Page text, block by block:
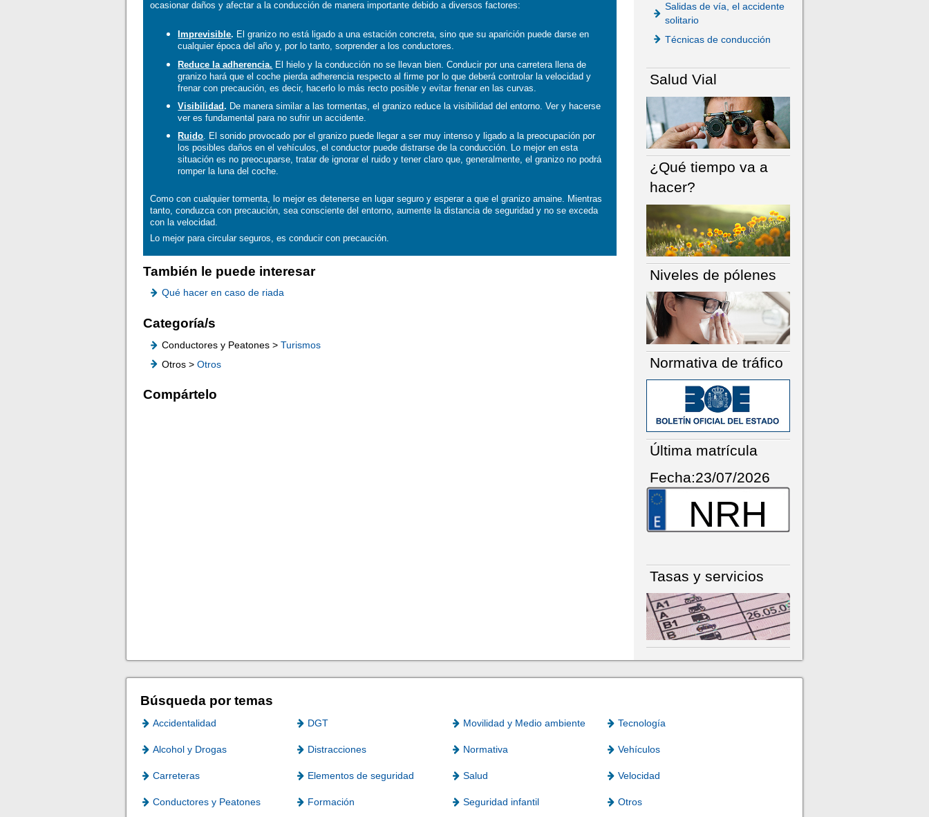
ocasionar daños y afectar a la conducción de manera importante debido a diversos factores:
Imprevisible. El granizo no está ligado a una estación concreta, sino que su aparición puede darse en
cualquier época del año y, por lo tanto, sorprender a los conductores.
Reduce la adherencia. El hielo y la conducción no se llevan bien. Conducir por una carretera llena de
granizo hará que el coche pierda adherencia respecto al firme por lo que deberá controlar la velocidad y
frenar con precaución, es decir, hacerlo lo más recto posible y evitar frenar en las curvas.
Visibilidad. De manera similar a las tormentas, el granizo reduce la visibilidad del entorno. Ver y hacerse
ver es fundamental para no sufrir un accidente.
Ruido. El sonido provocado por el granizo puede llegar a ser muy intenso y ligado a la preocupación por
los posibles daños en el vehículos, el conductor puede distrarse de la conducción. Lo mejor en esta
situación es no preocuparse, tratar de ignorar el ruido y tener claro que, generalmente, el granizo no podrá
romper la luna del coche.
Como con cualquier tormenta, lo mejor es detenerse en lugar seguro y esperar a que el granizo amaine. Mientras
tanto, conduzca con precaución, sea consciente del entorno, aumente la distancia de seguridad y no se exceda
con la velocidad.
Lo mejor para circular seguros, es conducir con precaución.
También le puede interesar
Qué hacer en caso de riada
Categoría/s
Conductores y Peatones >Turismos
Otros >Otros
Compártelo
Salidas de vía, el accidente
solitario
Técnicas de conducción
Salud Vial
¿Qué tiempo va a
hacer?
Niveles de pólenes
Normativa de tráfico
Última matrícula
Fecha:23/07/2026
NRH
Tasas y servicios
Búsqueda por temas
Accidentalidad DGT Movilidad y Medio ambiente Tecnología
Alcohol y Drogas Distracciones Normativa Vehículos
Carreteras Elementos de seguridad Salud Velocidad
Conductores y Peatones Formación Seguridad infantil Otros